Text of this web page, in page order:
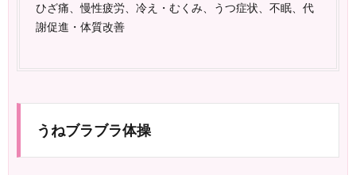
ひざ痛、慢性疲労、冷え・むくみ、うつ症状、不眠、代
謝促進・体質改善
うねブラブラ体操